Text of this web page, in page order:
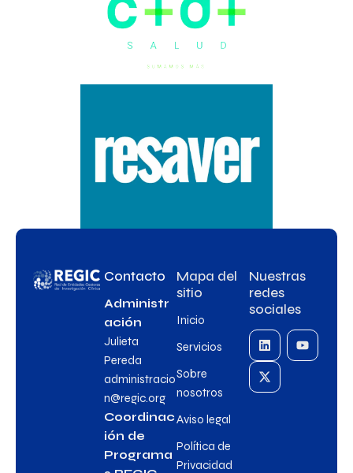
Contacto
Administr
ación
Julieta
Pereda
administracio
n@regic.org
Coordinac
ión de
Programa
Mapa del
sitio
Inicio
Servicios
Sobre
nosotros
Aviso legal
Política de
Privacidad
Nuestras
redes
sociales